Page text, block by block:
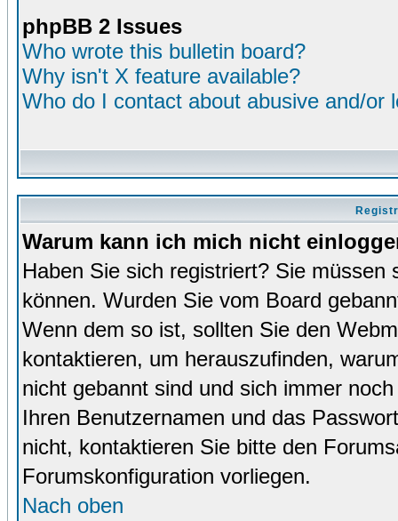
phpBB 2 Issues
Who wrote this bulletin board?
Why isn't X feature available?
Who do I contact about abusive and/or
Warum kann ich mich nicht
Haben Sie sich registriert? Sie
können. Wurden Sie vom Board
Wenn dem so ist, sollten Sie den
kontaktieren, um herauszufinden,
nicht gebannt sind und sich immer
Ihren Benutzernamen und das
nicht, kontaktieren Sie bitte den
Forumskonfiguration vorliegen.
Nach oben